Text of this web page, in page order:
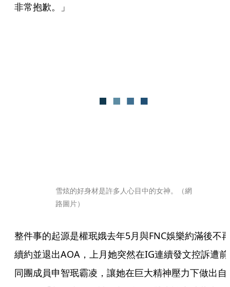
非常抱歉。」
雪炫的好身材是許多人心目中的女神。（網
路圖片）
整件事的起源是權珉娥去年5月與FNC娛樂約滿後不
續約並退出AOA，上月她突然在IG連續發文控訴遭前
同團成員申智珉霸凌，讓她在巨大精神壓力下做出自